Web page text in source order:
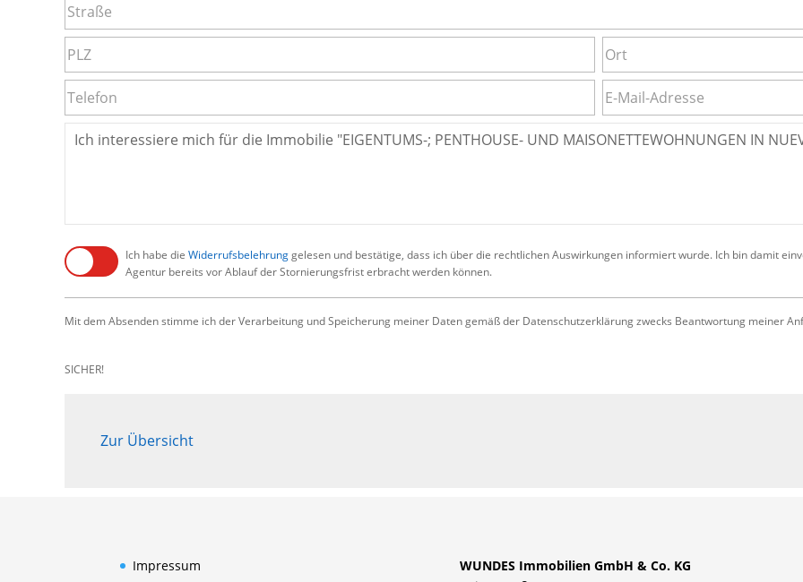
Ich habe die Widerrufsbelehrunggelesen und bestätige, dass ich über die rechtlichen Auswirkungen informiert wurde. Ich bin damit
Agentur bereits vor Ablauf der Stornierungsfrist erbracht werden können.
Mit dem Absenden stimme ich der Verarbeitung und Speicherung meiner Daten gemäß der Datenschutzerklärung zwecks Beantwortung meiner
SICHER!
Zur Übersicht
Impressum
WUNDES Immobilien GmbH & Co. KG